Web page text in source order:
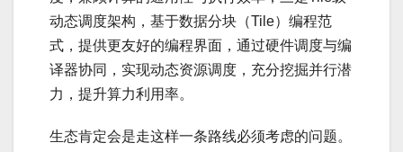
动态调度架构，基于数据分块（Tile）编程范
式，提供更友好的编程界面，通过硬件调度与编
译器协同，实现动态资源调度，充分挖掘并行潜
力，提升算力利用率。
生态肯定会是走这样一条路线必须考虑的问题。